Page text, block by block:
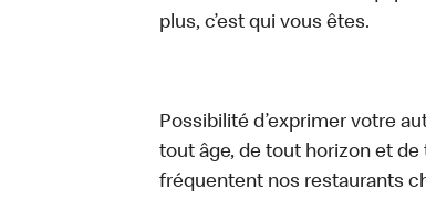
plus, c’est qui vous êtes.
Possibilité d’exprimer votre
tout âge, de tout horizon et
fréquentent nos restaurants